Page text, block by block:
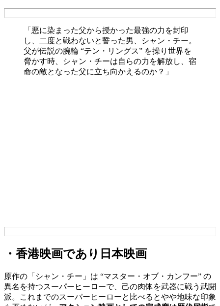
「悪に染まった父から授かった最強の力を封印
し、二度と戦わないと誓った男、シャン・チー。
父が伝説の腕輪 “テン・リングス” を操り世界を
脅かす時、シャン・チーは自らの力を解放し、宿
命の敵となった父に立ち向かえるのか？」
・香港映画であり日本映画
原作の「シャン・チー」は “マスター・オブ・カンフー” の
異名を持つスーパーヒーローで、己の肉体を武器に戦う武闘
派。これまでのスーパーヒーローと比べるとやや地味な印象